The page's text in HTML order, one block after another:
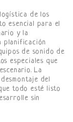
de los
esencial para el
y la
planificación
de sonido de
especiales que
La
del
todo esté listo
sin